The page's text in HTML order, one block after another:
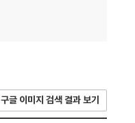
구글 이미지 검색 결과 보기